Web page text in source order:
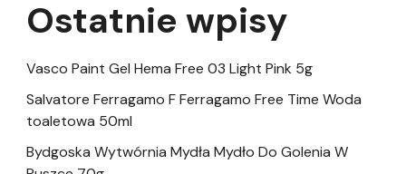
Ostatnie wpisy
Vasco Paint Gel Hema Free 03 Light Pink 5g
Salvatore Ferragamo F Ferragamo Free Time Woda
toaletowa 50ml
Bydgoska Wytwórnia Mydła Mydło Do Golenia W